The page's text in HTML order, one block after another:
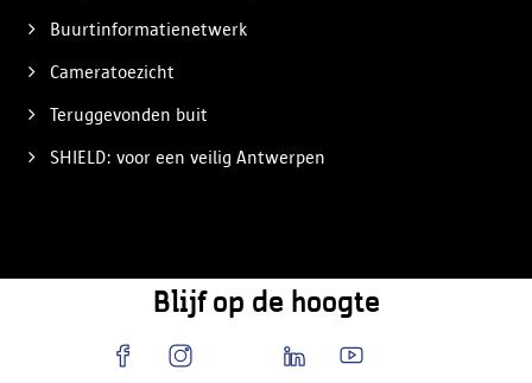
Buurtinformatienetwerk
Cameratoezicht
Teruggevonden buit
SHIELD: voor een veilig Antwerpen
Blijf op de hoogte